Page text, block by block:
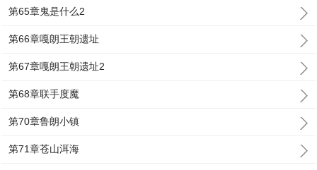
第65章鬼是什么2
第66章嘎朗王朝遗址
第67章嘎朗王朝遗址2
第68章联手度魔
第70章鲁朗小镇
第71章苍山洱海